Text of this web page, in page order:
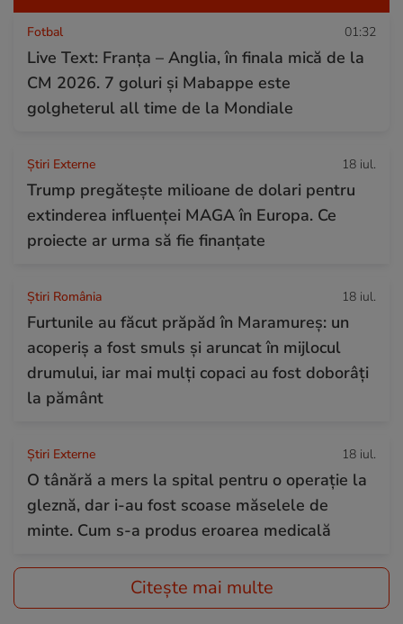
Fotbal 01:32
Live Text: Franța – Anglia, în finala mică de la
CM 2026. 7 goluri și Mabappe este
golgheterul all time de la Mondiale
Știri Externe 18 iul.
Trump pregătește milioane de dolari pentru
extinderea influenței MAGA în Europa. Ce
proiecte ar urma să fie finanțate
Știri România 18 iul.
Furtunile au făcut prăpăd în Maramureș: un
acoperiș a fost smuls și aruncat în mijlocul
drumului, iar mai mulți copaci au fost doborâți
la pământ
Știri Externe 18 iul.
O tânără a mers la spital pentru o operație la
gleznă, dar i-au fost scoase măselele de
minte. Cum s-a produs eroarea medicală
Citește mai multe